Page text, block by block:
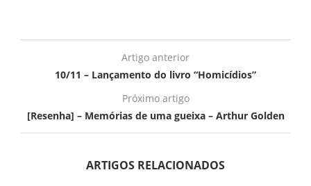
Artigo anterior
10/11 – Lançamento do livro “Homicídios”
Próximo artigo
[Resenha] – Memórias de uma gueixa – Arthur Golden
ARTIGOS RELACIONADOS